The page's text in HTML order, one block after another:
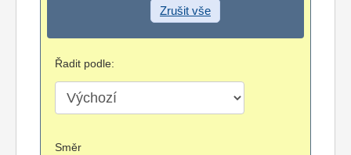
Zrušit vše
Řadit podle:
Směr